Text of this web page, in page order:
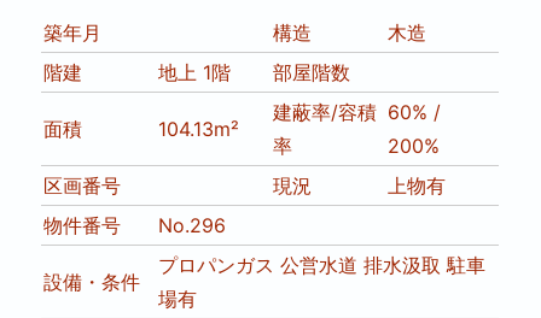
築年月 構造
木造
階建
地上 1階 部屋階数
面積 104.13m²
建蔽率/容積
率
60% /
200%
区画番号
現況
上物有
物件番号
No.296
設備・条件
プロパンガス 公営水道 排水汲取 駐車
場有